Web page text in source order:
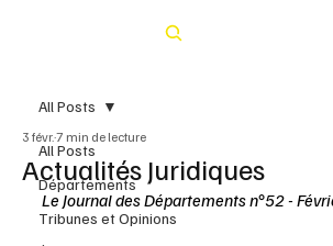
All Posts
Départements
Tribunes et Opinions
All Posts
Actualités Juridiques
3 févr.7 min de lecture
Le Journal des Départements n°52 -